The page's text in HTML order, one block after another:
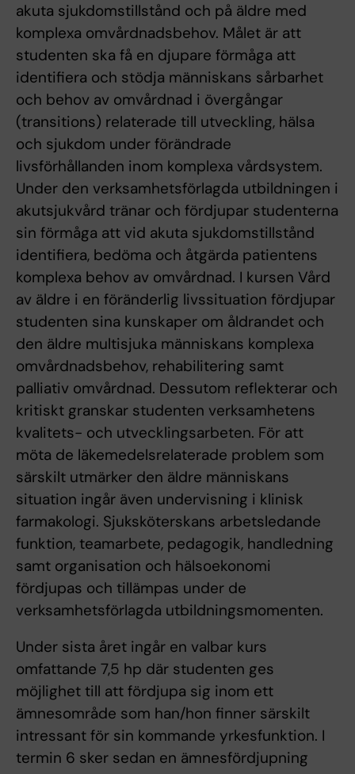
akuta sjukdomstillstånd och på äldre med
komplexa omvårdnadsbehov. Målet är att
studenten ska få en djupare förmåga att
identifiera och stödja människans sårbarhet
och behov av omvårdnad i övergångar
(transitions) relaterade till utveckling, hälsa
och sjukdom under förändrade
livsförhållanden inom komplexa vårdsystem.
Under den verksamhetsförlagda utbildningen i
akutsjukvård tränar och fördjupar studenterna
sin förmåga att vid akuta sjukdomstillstånd
identifiera, bedöma och åtgärda patientens
komplexa behov av omvårdnad. I kursen Vård
av äldre i en föränderlig livssituation fördjupar
studenten sina kunskaper om åldrandet och
den äldre multisjuka människans komplexa
omvårdnadsbehov, rehabilitering samt
palliativ omvårdnad. Dessutom reflekterar och
kritiskt granskar studenten verksamhetens
kvalitets- och utvecklingsarbeten. För att
möta de läkemedelsrelaterade problem som
särskilt utmärker den äldre människans
situation ingår även undervisning i klinisk
farmakologi. Sjuksköterskans arbetsledande
funktion, teamarbete, pedagogik, handledning
samt organisation och hälsoekonomi
fördjupas och tillämpas under de
verksamhetsförlagda utbildningsmomenten.
Under sista året ingår en valbar kurs
omfattande 7,5 hp där studenten ges
möjlighet till att fördjupa sig inom ett
ämnesområde som han/hon finner särskilt
intressant för sin kommande yrkesfunktion. I
termin 6 sker sedan en ämnesfördjupning